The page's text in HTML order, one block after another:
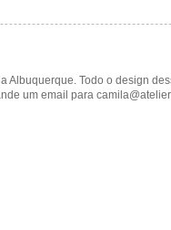
Albuquerque. Todo o design
um email para